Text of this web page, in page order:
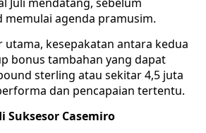
memulai agenda pramusim.
utama, kesepakatan antara kedua
bonus tambahan yang dapat
sterling atau sekitar 4,5 juta
dan pencapaian tertentu.
Suksesor Casemiro